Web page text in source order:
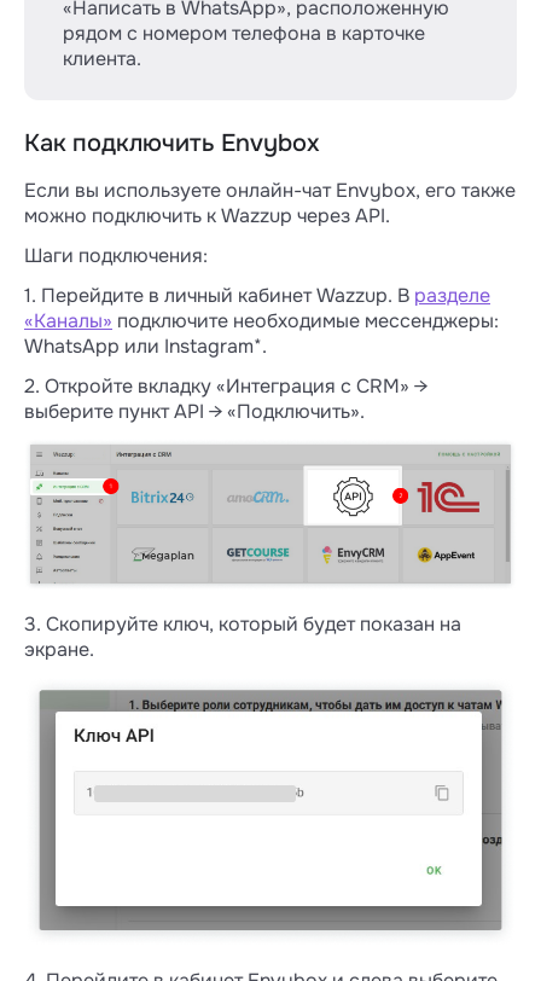
«Написать в WhatsApp», расположенную
рядом с номером телефона в карточке
клиента.
Как подключить Envybox
Если вы используете онлайн-чат Envybox, его также
можно подключить к Wazzup через API.
Шаги подключения:
1. Перейдите в личный кабинет Wazzup. В разделе
«Каналы» подключите необходимые мессенджеры:
WhatsApp или Instagram*.
2. Откройте вкладку «Интеграция с CRM» →
выберите пункт API → «Подключить».
3. Скопируйте ключ, который будет показан на
экране.